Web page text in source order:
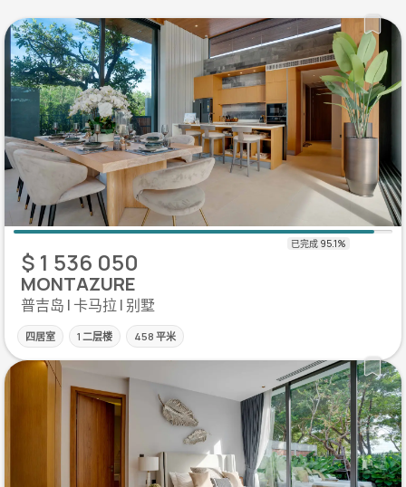
$ 1 536 050
MONTAZURE
普吉岛 | 卡马拉 | 别墅
四居室 1 二层楼 458 平米